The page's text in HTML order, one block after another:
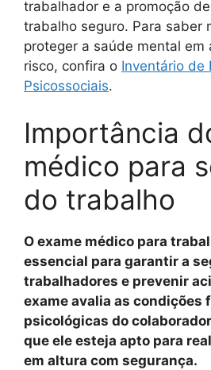
trabalhador e a promoção
trabalho seguro. Para saber
proteger a saúde mental em
risco, confira o Inventário de
Psicossociais.
Importância
médico para
do trabalho
O exame médico para
essencial para garantir a
trabalhadores e prevenir
exame avalia as condições
psicológicas do
que ele esteja apto para
em altura com segurança.